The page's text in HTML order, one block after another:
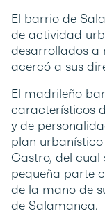
El barrio de
de actividad
desarrollados a
acercó a sus
El madrileño
característicos
y de
plan
Castro, del cual
pequeña parte
de la mano de
de Salamanca.